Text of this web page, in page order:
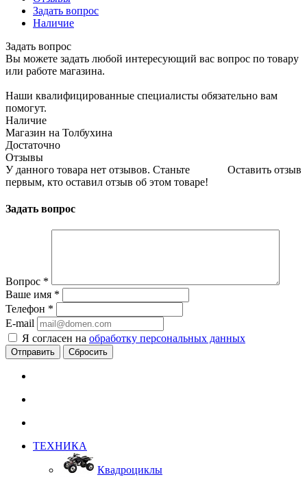
Задать вопрос
Наличие
Задать вопрос
Вы можете задать любой интересующий вас вопрос по товару
или работе магазина.
Наши квалифицированные специалисты обязательно вам
помогут.
Наличие
Магазин на Толбухина
Достаточно
Отзывы
Оставить отзыв
У данного товара нет отзывов. Станьте
первым, кто оставил отзыв об этом товаре!
Задать вопрос
Вопрос *
Ваше имя *
Телефон *
E-mail
Я согласен на обработку персональных данных
Сбросить
ТЕХНИКА
Квадроциклы